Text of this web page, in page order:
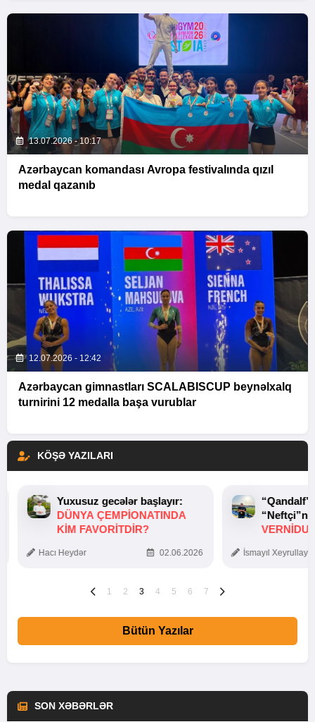
13.07.2026 - 10:17
Azərbaycan komandası Avropa festivalında qızıl
medal qazanıb
12.07.2026 - 12:42
Azərbaycan gimnastları SCALABISCUP beynəlxalq
turnirini 12 medalla başa vurublar
KÖŞƏ YAZILARI
Yuxusuz gecələr başlayır:
DÜNYA ÇEMPIONATINDA
KIM FAVORITDIR?
Hacı Heydər 02.06.2026 İsmayıl
1 2 3 4 5 6 7
Bütün Yazılar
SON XƏBƏRLƏR